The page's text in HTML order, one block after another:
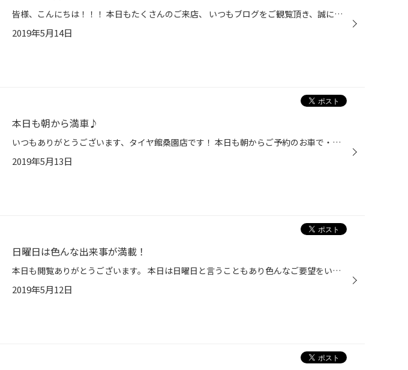
皆様、こんにちは！！！ 本日もたくさんのご来店、 いつもブログをご観覧頂き、誠にありがとうございます！！ 写真はBMW様、 新品タイヤレグノGR-XⅡの装着、 アライメントの作業風景です。 レグノシリーズは性能のば静粛性、乗り心地が 大変優れてます！！ 新品装着時にアライメント調整なので、 新...
2019年5月14日
本日も朝から満車♪
いつもありがとうございます、タイヤ館桑園店です！ 本日も朝からご予約のお車で・・・・・・ ｲﾊﾟｰｲ!! 当店では朝からこのように何かのイベントを開催していなくても・・・・・ イベントを行なっているような状態です♪ メインはタイヤ交換ですが、オイル交換などのメンテナンスの作業も予約受付させ...
2019年5月13日
日曜日は色んな出来事が満載！
本日も閲覧ありがとうございます。 本日は日曜日と言うこともあり色んなご要望をいただきました！ もちろん夏タイヤ購入交換、オイル交換などのメンテナンス。 サビ止めのコーティング、スタッドレスタイヤのご予約をいただきました。 貴重なな休みの中、当店にご来店頂けた事だけでも感謝いたしま...
2019年5月12日